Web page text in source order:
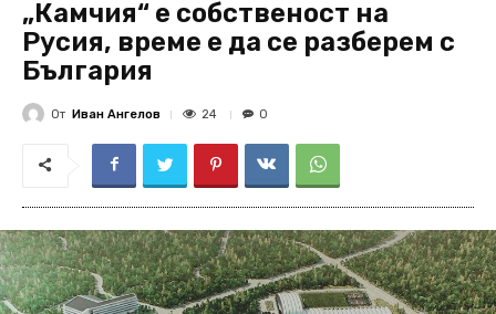
„Камчия“ е собственост на
Русия, време е да се разберем с
България
От Иван Ангелов 24 0